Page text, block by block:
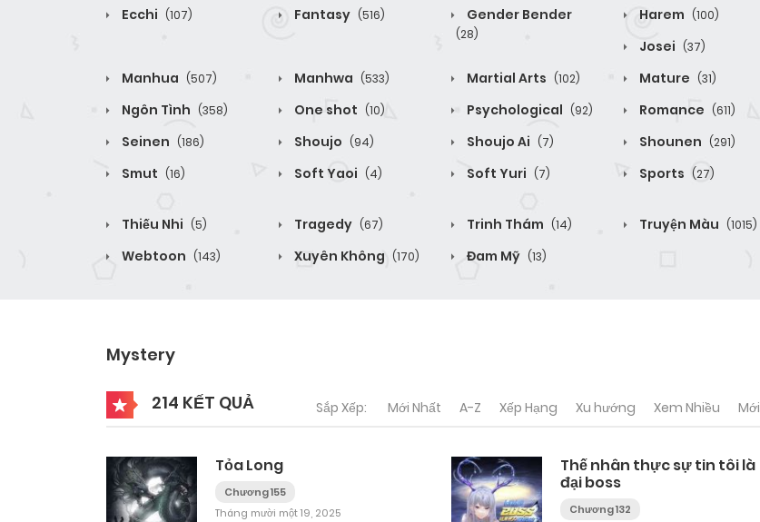
Ecchi (107) Fantasy (516) Gender Bender
(28)
Harem (100)
Josei (37)
Manhua (507) Manhwa (533) Martial Arts (102) Mature (31)
Ngôn Tình (358) One shot (10) Psychological (92) Romance (611)
Seinen (186) Shoujo (94) Shoujo Ai (7) Shounen (291)
Smut (16) Soft Yaoi (4) Soft Yuri (7) Sports (27)
Thiếu Nhi (5) Tragedy (67) Trinh Thám (14) Truyện Màu (1015)
Webtoon (143) Xuyên Không (170) Đam Mỹ (13)
Mystery
214 KẾT QUẢ Sắp Xếp: Mới Nhất A-Z Xếp Hạng Xu hướng Xem Nhiều Mới
Tỏa Long
Chương 155
Tháng mười một 19, 2025
Thế nhân thực sự tin tôi là
đại boss
Chương 132